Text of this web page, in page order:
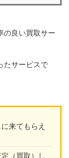
の良い買取サー
たサービスで
来てもらえ
（買取）し